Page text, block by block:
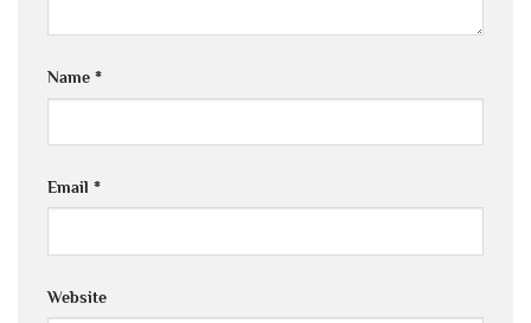
Name *
Email *
Website